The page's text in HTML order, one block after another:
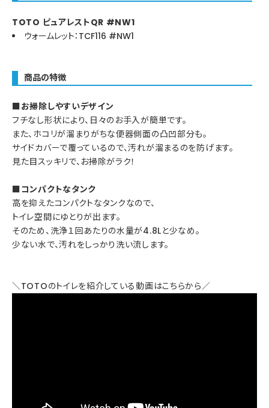
TOTO ピュアレストQR #NW1
ウォームレット：TCF116 #NW1
商品の特徴
■お掃除しやすいデザイン
フチなし形状により、日々のお手入が簡単です。
また、ホコリが溜まりがちな便器側面の凸凹部分も。
サイドカバーで覆っているので、汚れが溜まるのを防げます。
見た目スッキリで、お掃除がラク！
■コンパクトなタンク
高を抑えたコンパクトなタンクなので、
トイレ空間にゆとりが出ます。
そのため、洗浄１回あたりの水量が4.8Lと少なめ。
少ない水で、汚れをしっかり洗い流します。
＼TOTOのトイレを紹介している動画はこちらから／